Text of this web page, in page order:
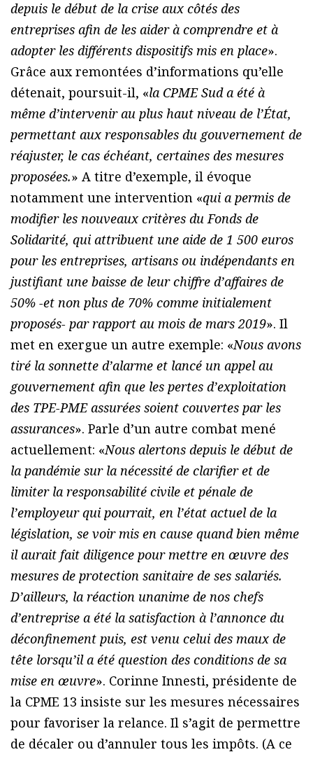
depuis le début de la crise aux côtés des
entreprises afin de les aider à comprendre et à
adopter les différents dispositifs mis en place».
Grâce aux remontées d’informations qu’elle
détenait, poursuit-il, «la CPME Sud a été à
même d’intervenir au plus haut niveau de l’État,
permettant aux responsables du gouvernement de
réajuster, le cas échéant, certaines des mesures
proposées.» A titre d’exemple, il évoque
notamment une intervention «qui a permis de
modifier les nouveaux critères du Fonds de
Solidarité, qui attribuent une aide de 1 500 euros
pour les entreprises, artisans ou indépendants en
justifiant une baisse de leur chiffre d’affaires de
50% -et non plus de 70% comme initialement
proposés- par rapport au mois de mars 2019». Il
met en exergue un autre exemple: «Nous avons
tiré la sonnette d’alarme et lancé un appel au
gouvernement afin que les pertes d’exploitation
des TPE-PME assurées soient couvertes par les
assurances». Parle d’un autre combat mené
actuellement: «Nous alertons depuis le début de
la pandémie sur la nécessité de clarifier et de
limiter la responsabilité civile et pénale de
l’employeur qui pourrait, en l’état actuel de la
législation, se voir mis en cause quand bien même
il aurait fait diligence pour mettre en œuvre des
mesures de protection sanitaire de ses salariés.
D’ailleurs, la réaction unanime de nos chefs
d’entreprise a été la satisfaction à l’annonce du
déconfinement puis, est venu celui des maux de
tête lorsqu’il a été question des conditions de sa
mise en œuvre». Corinne Innesti, présidente de
la CPME 13 insiste sur les mesures nécessaires
pour favoriser la relance. Il s’agit de permettre
de décaler ou d’annuler tous les impôts. (A ce